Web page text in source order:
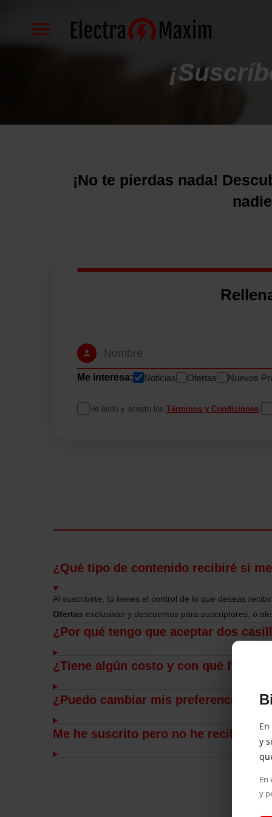
¡No te pierdas nada!
Me interesa: Noticias Ofertas Nuevos
He leído y acepto los Términos y Condiciones
¿Qué tipo de contenido recibiré si
Al suscribirte, tú tienes el control de lo que deseas
Ofertas exclusivas y descuentos para suscriptores, o
¿Por qué tengo que aceptar dos
¿Tiene algún costo y con qué
¿Puedo cambiar mis preferencias o
Me he suscrito pero no he recibido
En
y
En
y